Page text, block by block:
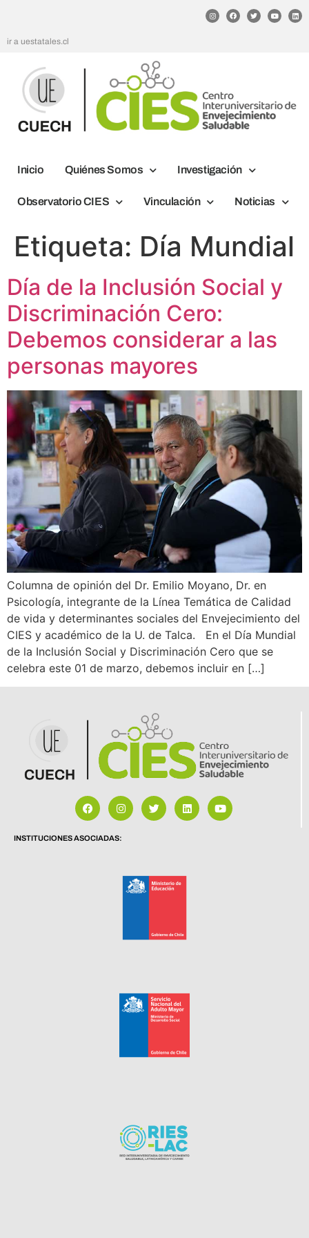
ir a uestatales.cl
Inicio Quiénes Somos Investigación
Observatorio CIES Vinculación Noticias
Etiqueta: Día Mundial
Día de la Inclusión Social y
Discriminación Cero:
Debemos considerar a las
personas mayores
Columna de opinión del Dr. Emilio Moyano, Dr. en
Psicología, integrante de la Línea Temática de Calidad
de vida y determinantes sociales del Envejecimiento del
CIES y académico de la U. de Talca. En el Día Mundial
de la Inclusión Social y Discriminación Cero que se
celebra este 01 de marzo, debemos incluir en […]
INSTITUCIONES ASOCIADAS: